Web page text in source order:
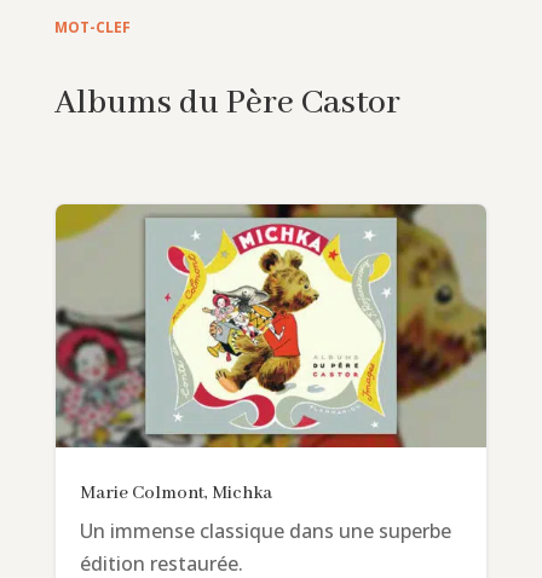
MOT-CLEF
Albums du Père Castor
Marie Colmont, Michka
Un immense classique dans une superbe
édition restaurée.